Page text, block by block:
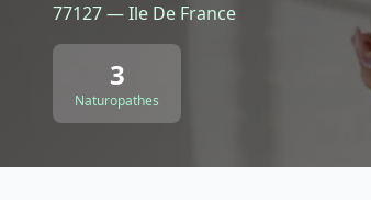
77127 — Ile De France
3
Naturopathes